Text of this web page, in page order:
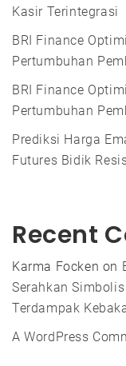
Kasir Terintegrasi
BRI Finance
Pertumbuhan
BRI Finance
Pertumbuhan
Prediksi Harga
Futures Bidik
Recent
Karma Focken on
Serahkan
Terdampak
A WordPress